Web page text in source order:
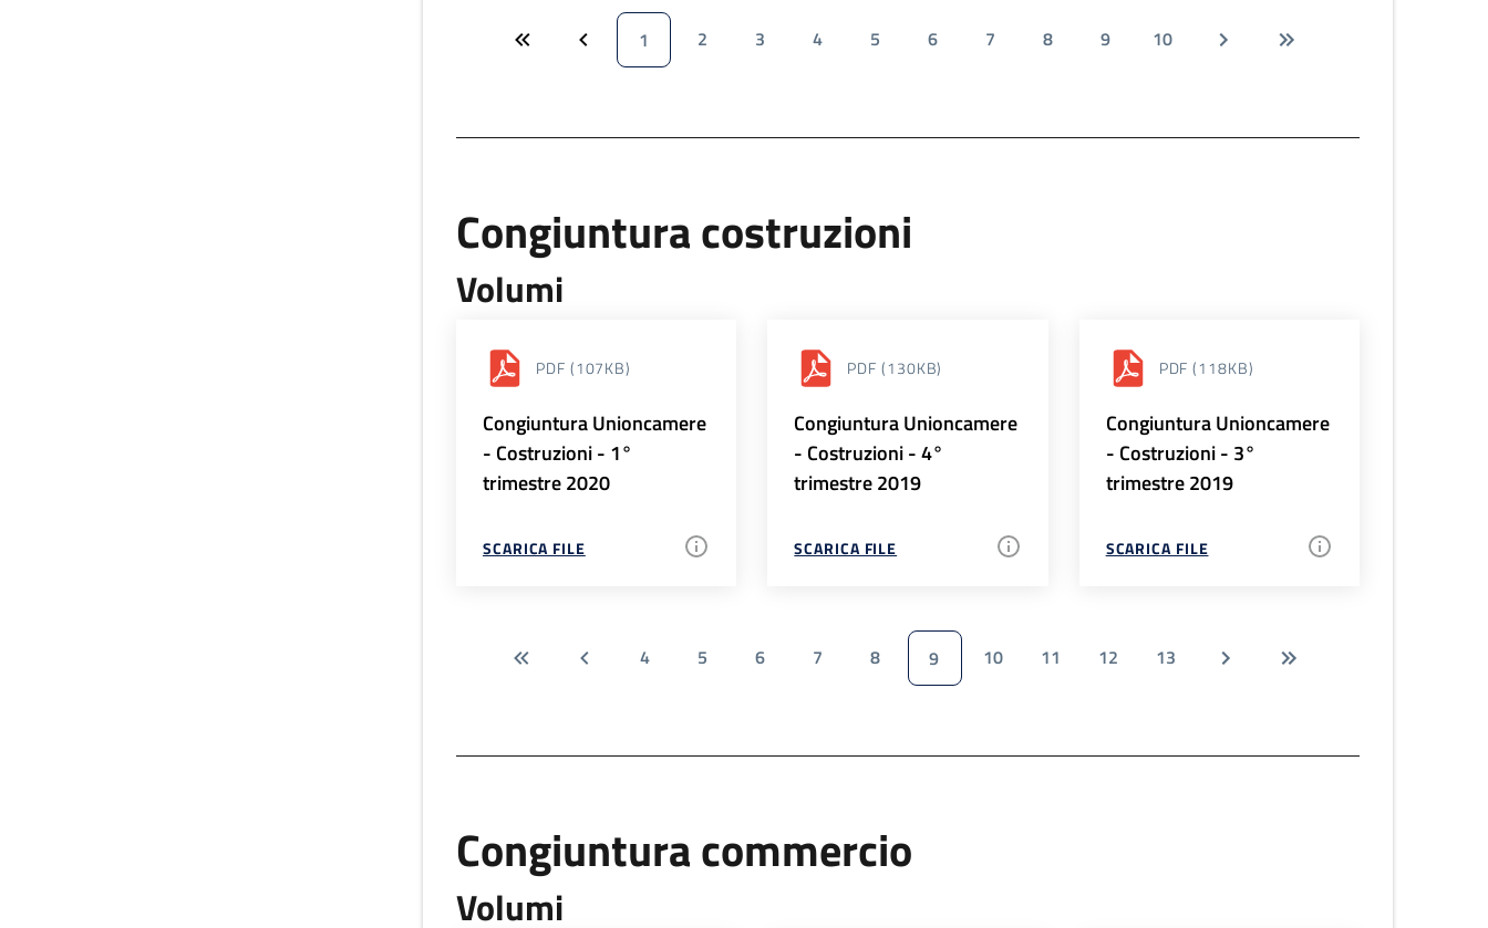
1 2 3 4 5 6 7 8 9 10
Congiuntura costruzioni
Volumi
PDF (107KB)
Congiuntura Unioncamere
- Costruzioni - 1°
trimestre 2020
SCARICA FILE
PDF (130KB)
Congiuntura Unioncamere
- Costruzioni - 4°
trimestre 2019
SCARICA FILE
PDF (118KB)
Congiuntura Unioncamere
- Costruzioni - 3°
trimestre 2019
SCARICA FILE
4 5 6 7 8 9 10 11 12 13
Congiuntura commercio
Volumi